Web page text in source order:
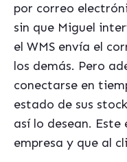
por correo
sin que Miguel
el WMS envía el
los demás. Pero
conectarse en
estado de sus
así lo desean. Este
empresa y que al